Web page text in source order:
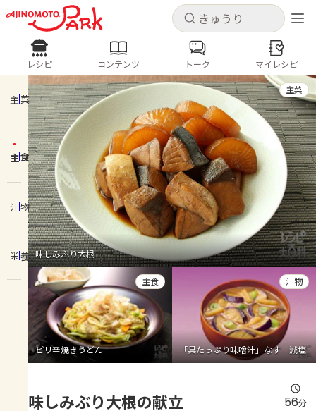
キャンセル
ログインするとレシピを保存できます
ログイン 新規登録
ホーム
コンテンツ
レシピ
トーク
よくあるお問い合わせ
お買い物
AJINOMOTO PARK とは
キャンセル
レシピ コンテンツ
人気の食材・レシピ
きゅうり なす トマト
とうもろこし
ピーマン
みょうが ゴーヤ
レシピ コンテンツ トーク マイレシピ
主菜
主食
汁物
栄養 味しみぶり大根
主菜
ピリ辛焼きうどん
主食
「具たっぷり味噌汁」なす 減塩
汁物
味しみぶり大根の献立 56分